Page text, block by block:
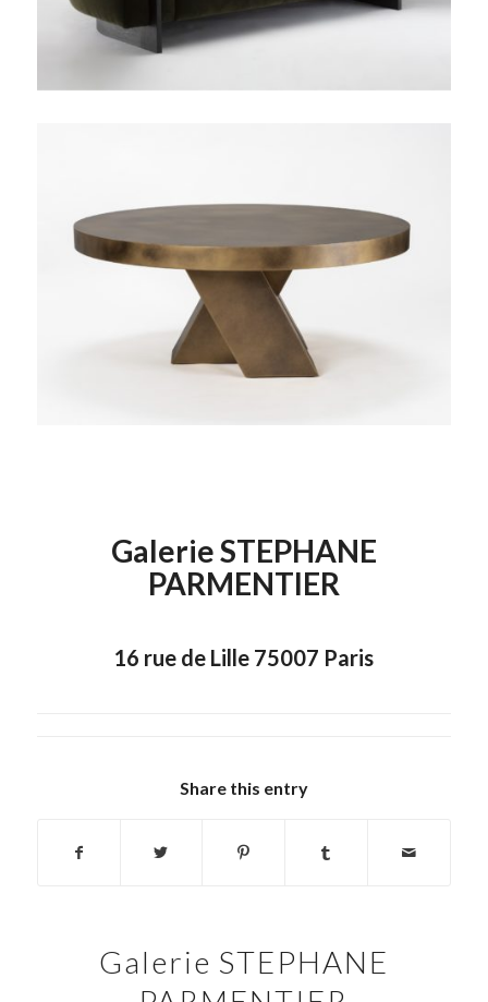
Galerie STEPHANE
PARMENTIER
16 rue de Lille 75007 Paris
Share this entry
Galerie STEPHANE